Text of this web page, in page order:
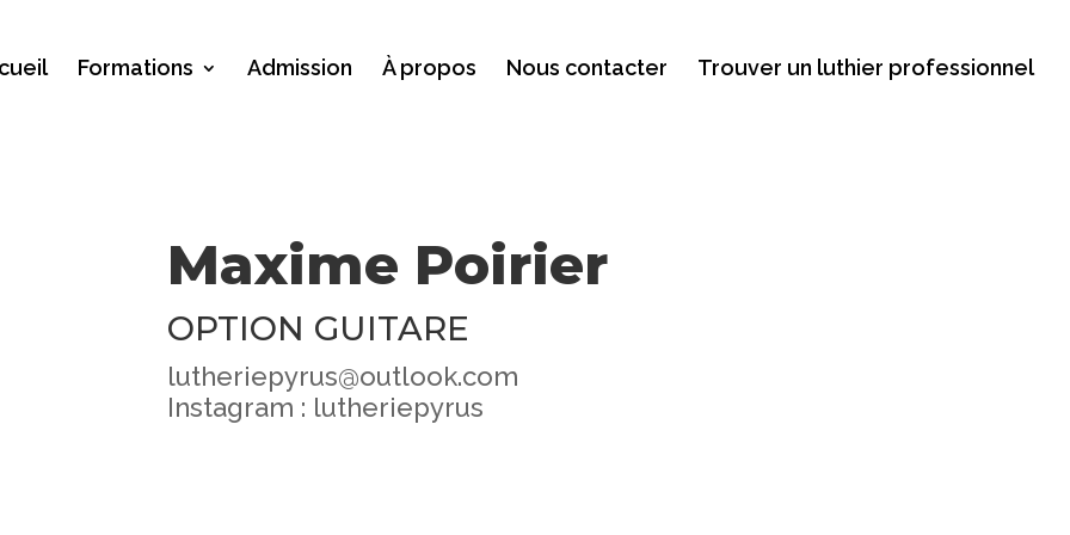
Formations Admission À propos Nous contacter Trouver un luthier professionnel
Maxime Poirier
OPTION GUITARE
lutheriepyrus@outlook.com
Instagram : lutheriepyrus